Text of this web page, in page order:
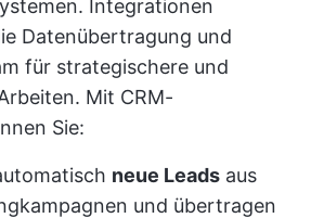
Integrationen
Datenübertragung und
für strategischere und
Mit CRM-
Sie:
neue Leads aus
und übertragen